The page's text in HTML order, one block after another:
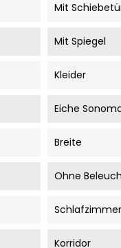
Mit
Mit Spiegel
Kleider
Eiche
Breite
Ohne
Schlafzimmer
Korridor